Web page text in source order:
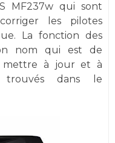
MF237w qui sont
les pilotes
La fonction des
nom qui est de
mettre à jour et à
trouvés dans le